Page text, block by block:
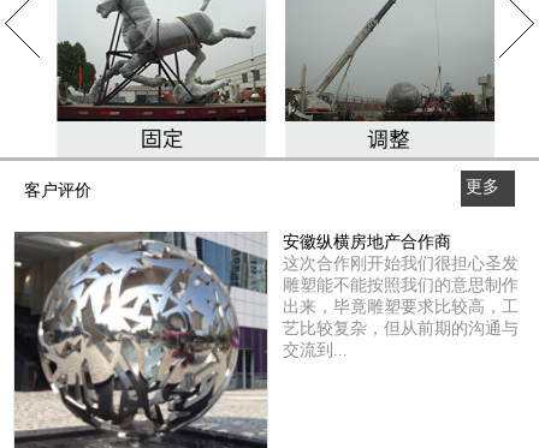
客户评价
更多
安徽纵横房地产合作商
这次合作刚开始我们很担心圣发
雕塑能不能按照我们的意思制作
出来，毕竟雕塑要求比较高，工
艺比较复杂，但从前期的沟通与
交流到...